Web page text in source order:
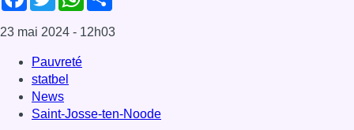
23 mai 2024 - 12h03
Pauvreté
statbel
News
Saint-Josse-ten-Noode